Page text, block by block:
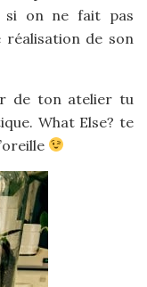
si on ne fait pas
réalisation de son
de ton atelier tu
What Else? te